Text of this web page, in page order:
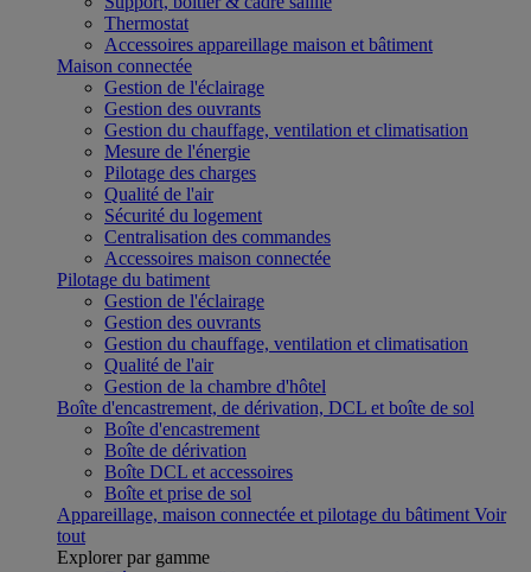
Thermostat
Accessoires appareillage maison et bâtiment
Maison connectée
Gestion de l'éclairage
Gestion des ouvrants
Gestion du chauffage, ventilation et climatisation
Mesure de l'énergie
Pilotage des charges
Qualité de l'air
Sécurité du logement
Centralisation des commandes
Accessoires maison connectée
Pilotage du batiment
Gestion de l'éclairage
Gestion des ouvrants
Gestion du chauffage, ventilation et climatisation
Qualité de l'air
Gestion de la chambre d'hôtel
Boîte d'encastrement, de dérivation, DCL et boîte de sol
Boîte d'encastrement
Boîte de dérivation
Boîte DCL et accessoires
Boîte et prise de sol
Appareillage, maison connectée et pilotage du bâtiment Voir
tout
Explorer par gamme